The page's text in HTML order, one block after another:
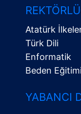
Menü
Atatürk
Türk Dili
Enformatik
Beden
YABANCI